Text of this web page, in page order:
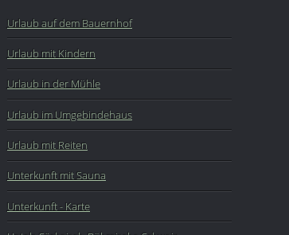
Urlaub auf dem Bauernhof
Urlaub mit Kindern
Urlaub in der Mühle
Urlaub im Umgebindehaus
Urlaub mit Reiten
Unterkunft mit Sauna
Unterkunft - Karte